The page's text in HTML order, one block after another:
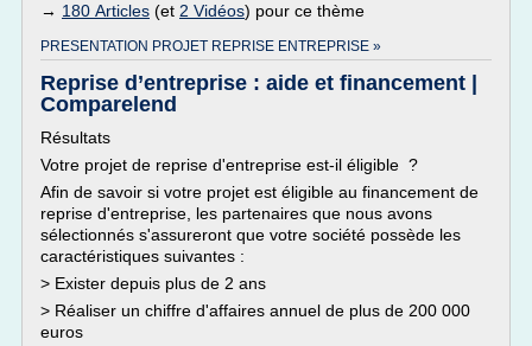
→ 180 Articles (et 2 Vidéos) pour ce thème
PRESENTATION PROJET REPRISE ENTREPRISE »
Reprise d’entreprise : aide et financement |
Comparelend
Résultats
Votre projet de reprise d'entreprise est-il éligible ?
Afin de savoir si votre projet est éligible au financement de
reprise d'entreprise, les partenaires que nous avons
sélectionnés s'assureront que votre société possède les
caractéristiques suivantes :
> Exister depuis plus de 2 ans
> Réaliser un chiffre d'affaires annuel de plus de 200 000
euros